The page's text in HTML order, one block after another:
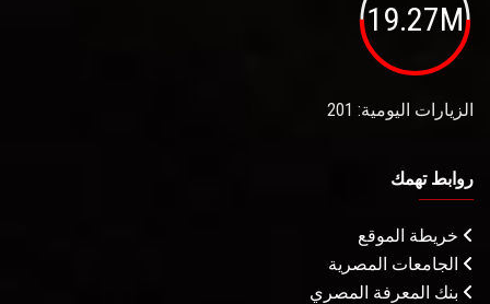
19.27M
الزيارات اليومية: 201
روابط تهمك
خريطة الموقع
الجامعات المصرية
بنك المعرفة المصري